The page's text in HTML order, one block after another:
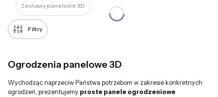
Zestawy panelowe 3D
Filtry
Ogrodzenia panelowe 3D
Wychodząc naprzeciw Państwa potrzebom w zakresie konkretnych
ogrodzeń, prezentujemy proste panele ogrodzeniowe